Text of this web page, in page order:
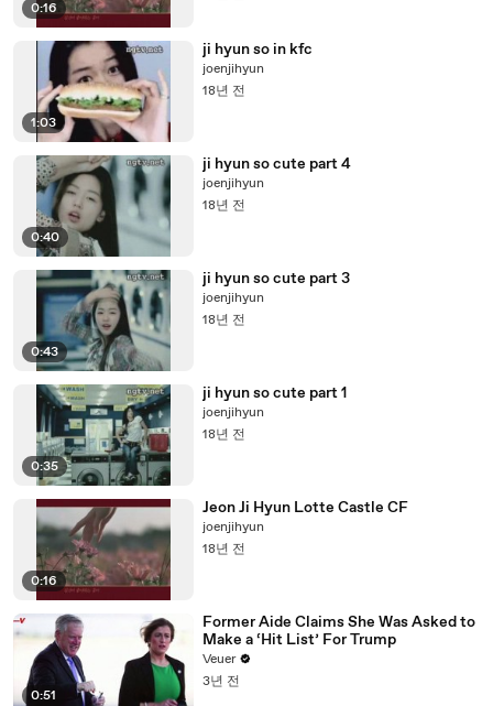
0:16
1:03
ji hyun so in kfc
joenjihyun
18년 전
0:40
ji hyun so cute part 4
joenjihyun
18년 전
0:43
ji hyun so cute part 3
joenjihyun
18년 전
0:35
ji hyun so cute part 1
joenjihyun
18년 전
0:16
Jeon Ji Hyun Lotte Castle CF
joenjihyun
18년 전
0:51
Former Aide Claims She Was Asked to
Make a ‘Hit List’ For Trump
Veuer
3년 전